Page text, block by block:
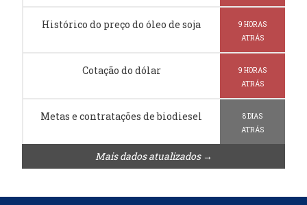
Histórico do preço do óleo de soja
9 HORAS
ATRÁS
Cotação do dólar
9 HORAS
ATRÁS
Metas e contratações de biodiesel
8 DIAS
ATRÁS
Mais dados atualizados →